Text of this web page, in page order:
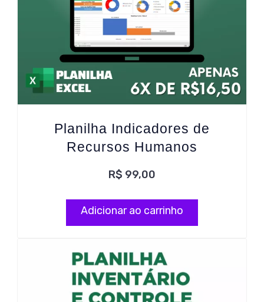
Planilha Indicadores de
Recursos Humanos
R$ 99,00
Adicionar ao carrinho